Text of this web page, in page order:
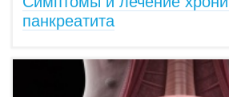
панкреатита